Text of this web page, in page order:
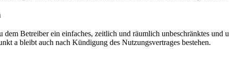
Betreiber ein einfaches, zeitlich und räumlich unbeschränktes
a bleibt auch nach Kündigung des Nutzungsvertrages bestehen.